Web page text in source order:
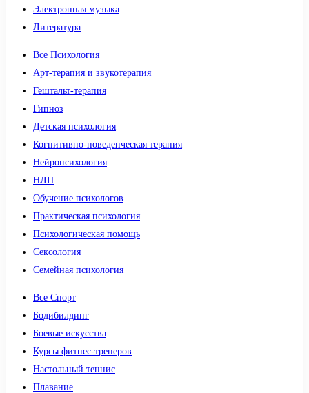
Электронная музыка
Литература
Все Психология
Арт-терапия и звукотерапия
Гештальт-терапия
Гипноз
Детская психология
Когнитивно-поведенческая терапия
Нейропсихология
НЛП
Обучение психологов
Практическая психология
Психологическая помощь
Сексология
Семейная психология
Все Спорт
Бодибилдинг
Боевые искусства
Курсы фитнес-тренеров
Настольный теннис
Плавание